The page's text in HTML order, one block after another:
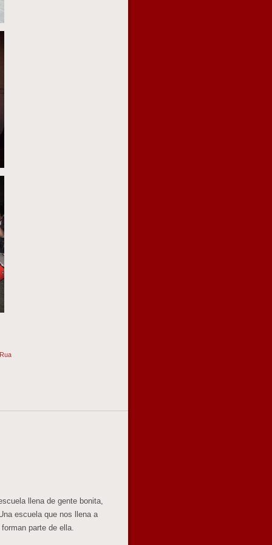
llena de gente bonita,
escuela que nos llena a
parte de ella.